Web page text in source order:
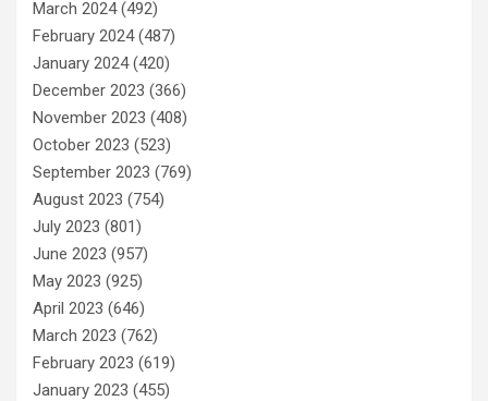
March 2024(492)
February 2024(487)
January 2024(420)
December 2023 (366)
November 2023 (408)
October 2023 (523)
September 2023 (769)
August 2023 (754)
July 2023 (801)
June 2023 (957)
May 2023 (925)
April 2023 (646)
March 2023 (762)
February 2023 (619)
January 2023 (455)